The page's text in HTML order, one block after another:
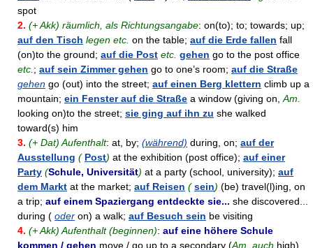
spot
2. (+ Akk) räumlich, als Richtungsangabe: on(to); to; towards; up;
auf den Tisch legen etc. on the table; auf die Erde fallen fall
(on)to the ground; auf die Post etc. gehen go to the post office
etc. ; auf sein Zimmer gehen go to one’s room; auf die Straße
gehen go (out) into the street; auf einen Berg klettern climb up a
mountain; ein Fenster auf die Straße a window (giving on, Am.
looking on)to the street; sie ging auf ihn zu she walked
toward(s) him
3. (+ Dat) Aufenthalt: at, by; (während) during, on; auf der
Ausstellung ( Post) at the exhibition (post office); auf einer
Party (Schule, Universität) at a party (school, university); auf
dem Markt at the market; auf Reisen ( sein) (be) travel(l)ing, on
a trip; auf einem Spaziergang entdeckte sie... she discovered...
during ( oder on) a walk; auf Besuch sein be visiting
4. (+ Akk) Aufenthalt (beginnen): auf eine höhere Schule
kommen / gehen move / go up to a secondary (Am. auch high)